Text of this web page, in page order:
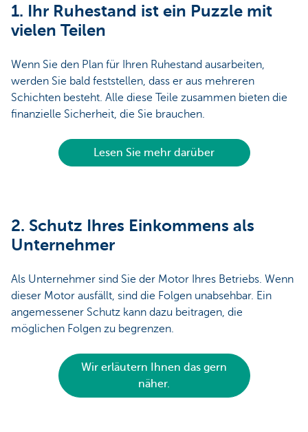
1. Ihr Ruhestand ist ein Puzzle mit
vielen Teilen
Wenn Sie den Plan für Ihren Ruhestand ausarbeiten,
werden Sie bald feststellen, dass er aus mehreren
Schichten besteht. Alle diese Teile zusammen bieten die
finanzielle Sicherheit, die Sie brauchen.
Lesen Sie mehr darüber​
2. Schutz Ihres Einkommens als
Unternehmer
Als Unternehmer sind Sie der Motor Ihres Betriebs. Wenn
dieser Motor ausfällt, sind die Folgen unabsehbar. Ein
angemessener Schutz kann dazu beitragen, die
möglichen Folgen zu begrenzen.
Wir erläutern Ihnen das gern
näher.